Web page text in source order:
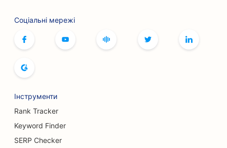
SEO для послуг ботокса та філерів
SEO для боулінг-клубів
SEO для ресторанів 'шведський стіл
SEO для послуг зі збільшення грудей
SEO для пивоварень
Соціальні мережі
Інструменти
Rank Tracker
Keyword Finder
SERP Checker